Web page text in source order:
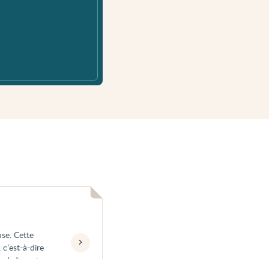
Cette
à-dire